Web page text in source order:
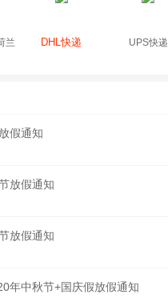
兰 DHL快递 UPS快递
假通知
放假通知
放假通知
年中秋节+国庆假放假通知